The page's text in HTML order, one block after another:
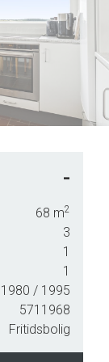
-
68 m2
3
1
1
1980 / 1995
5711968
Fritidsbolig